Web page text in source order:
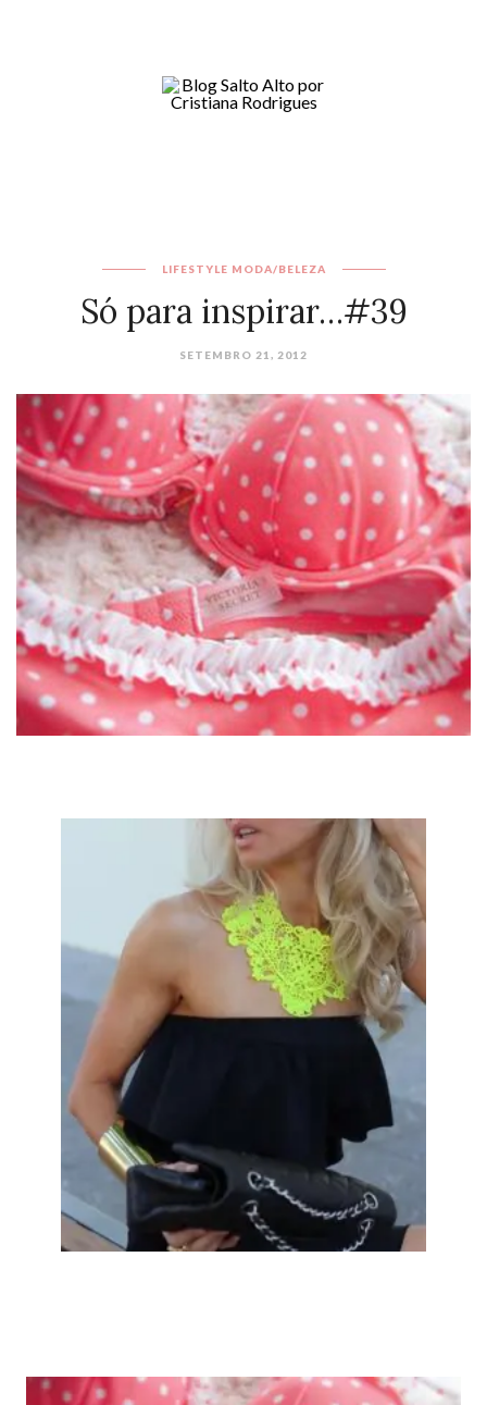
LIFESTYLE MODA/BELEZA
Só para inspirar…#39
SETEMBRO 21, 2012